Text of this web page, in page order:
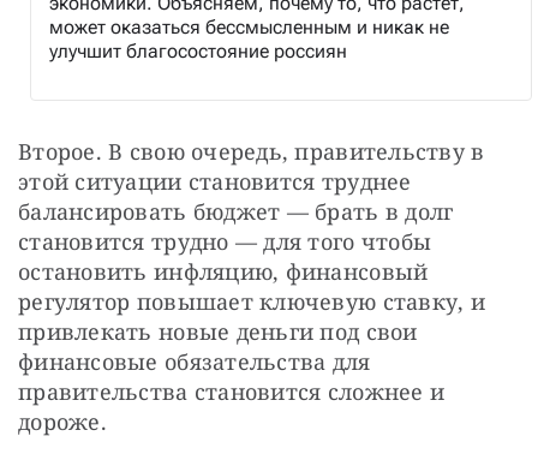
может оказаться бессмысленным и никак не
улучшит благосостояние россиян
Второе. В свою очередь, правительству в
этой ситуации становится труднее
балансировать бюджет — брать в долг
становится трудно — для того чтобы
остановить инфляцию, финансовый
регулятор повышает ключевую ставку, и
привлекать новые деньги под свои
финансовые обязательства для
правительства становится сложнее и
дороже.